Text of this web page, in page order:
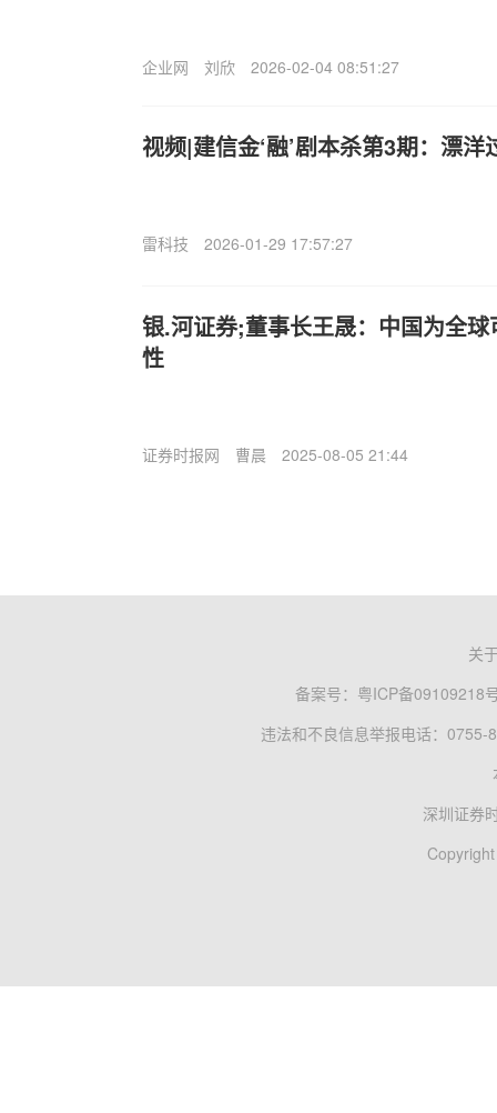
企业网 刘欣 2026-02-04 08:51:27
视频|建信金‘融’剧本杀第3期：漂洋
雷科技 2026-01-29 17:57:27
银.河证券;董事长王晟：中国为全
性
证券时报网 曹晨 2025-08-05 21:44
关
备案号： 粤ICP备09109218
违法和不良信息举报电话：0755-
深圳证券